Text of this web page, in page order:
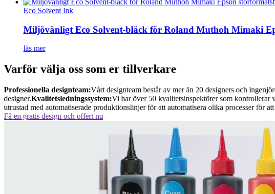
Eco Solvent Ink
Miljövänligt Eco Solvent-bläck för Roland Muthoh Mimaki
läs mer
Varför välja oss som er tillverkare
Professionella designteam:Vårt designteam består av mer än 20 designers och
designer.Kvalitetsledningssystem:Vi har över 50 kvalitetsinspektörer som kontrollerar
utrustad med automatiserade produktionslinjer för att automatisera olika processer för
Få en gratis design och offert nu